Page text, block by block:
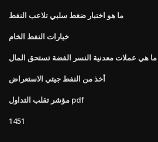
ما هو اختبار ضغط سلبي تلاعب النفط
خيارات النفط الخام
ما هي عملات معدنية النسر الفضة تستحق المال
أخذ من النفط جيتي الاستعراض
مؤشر تقلب التداول pdf
1451